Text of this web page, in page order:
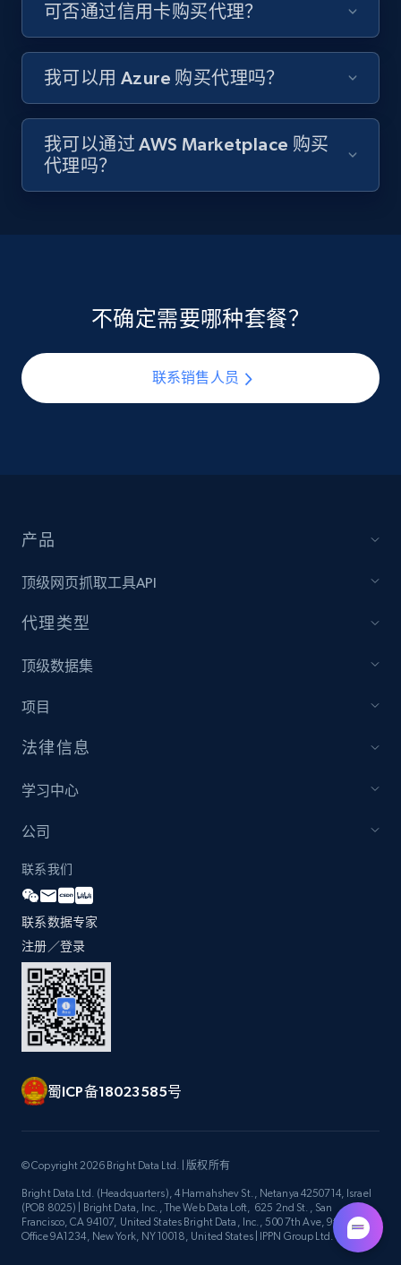
可否通过信用卡购买代理？
我可以用 Azure 购买代理吗？
我可以通过 AWS Marketplace 购买
代理吗？
不确定需要哪种套餐？
联系销售人员
产品
顶级网页抓取工具API
代理类型
顶级数据集
项目
法律信息
学习中心
公司
联系我们
联系数据专家
注册／登录
蜀ICP备18023585号
© Copyright 2026 Bright Data Ltd. | 版权所有
Bright Data Ltd. (Headquarters), 4 Hamahshev St., Netanya 4250714, Israel
(POB 8025) | Bright Data, Inc., The Web Data Loft, 625 2nd St., San
Francisco, CA 94107, United States Bright Data, Inc., 500 7th Ave, 9th Floor
Office 9A1234, New York, NY 10018, United States | IPPN Group Ltd.